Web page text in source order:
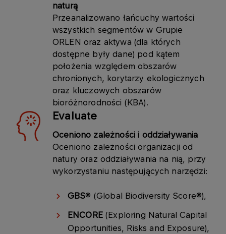
naturą
Przeanalizowano łańcuchy wartości
wszystkich segmentów w Grupie
ORLEN oraz aktywa (dla których
dostępne były dane) pod kątem
położenia względem obszarów
chronionych, korytarzy ekologicznych
oraz kluczowych obszarów
bioróżnorodności (KBA).
Evaluate
Oceniono zależności i oddziaływania
Oceniono zależności organizacji od
natury oraz oddziaływania na nią, przy
wykorzystaniu następujących narzędzi:
GBS® (Global Biodiversity Score®),
ENCORE(Exploring Natural Capital
Opportunities, Risks and Exposure),